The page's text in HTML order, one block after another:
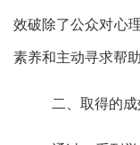
效破除了公众对心
素养和主动寻求帮
二 取得的